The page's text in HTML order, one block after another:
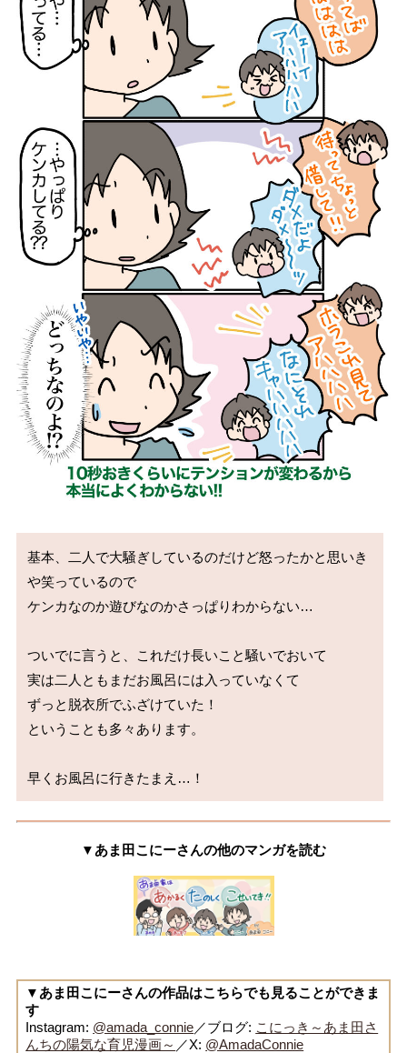
基本、二人で大騒ぎしているのだけど怒ったかと思いき
や笑っているので
ケンカなのか遊びなのかさっぱりわからない…
ついでに言うと、これだけ長いこと騒いでおいて
実は二人ともまだお風呂には入っていなくて
ずっと脱衣所でふざけていた！
ということも多々あります。
早くお風呂に行きたまえ…！
▼あま田こにーさんの他のマンガを読む
▼あま田こにーさんの作品はこちらでも見ることができま
す
Instagram: @amada_connie／ブログ: こにっき～あま田さ
んちの陽気な育児漫画～ ／X: @AmadaConnie